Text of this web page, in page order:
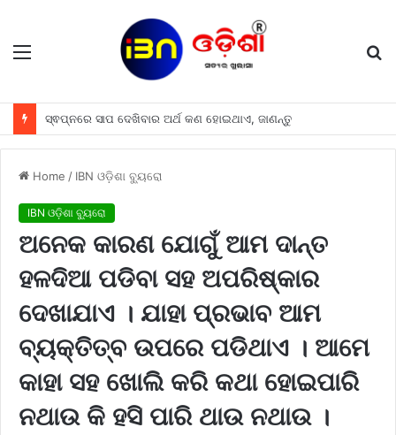
Menu
ସ୍ଵପ୍ନରେ ସାପ ଦେଖିବାର ଅର୍ଥ କଣ ହୋଇଥାଏ, ଜାଣନ୍ତୁ
Home / IBN ଓଡ଼ିଶା ବ୍ୟୁରୋ
IBN ଓଡ଼ିଶା ବ୍ୟୁରୋ
ଅନେକ କାରଣ ଯୋଗୁଁ ଆମ ଦାନ୍ତ
ହଳଦିଆ ପଡିବା ସହ ଅପରିଷ୍କାର
ଦେଖାଯାଏ । ଯାହା ପ୍ରଭାବ ଆମ
ବ୍ୟକ୍ତିତ୍ବ ଉପରେ ପଡିଥାଏ । ଆମେ
କାହା ସହ ଖୋଲି କରି କଥା ହୋଇପାରି
ନଥାଉ କି ହସି ପାରି ଥାଉ ନଥାଉ ।